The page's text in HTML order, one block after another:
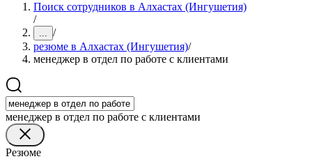
Поиск сотрудников в Алхастах (Ингушетия)
/
... /
резюме в Алхастах (Ингушетия)/
менеджер в отдел по работе с клиентами
менеджер в отдел по работе с клиентами
Резюме